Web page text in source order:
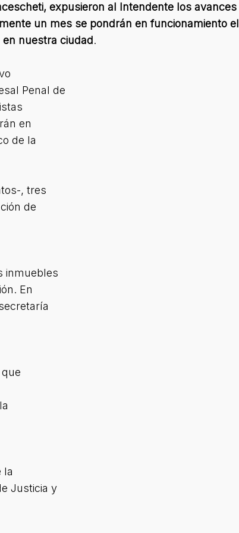
expusieron al Intendente los avances
un mes se pondrán en funcionamiento el
en nuestra ciudad.
Penal de
en
de la
, tres
de
inmuebles
En
la
Justicia y